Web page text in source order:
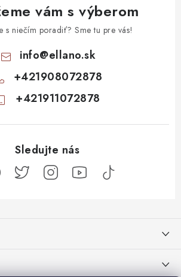
vám s výberom
s niečím poradiť? Sme tu pre vás!
info@ellano.sk
+421908072878
+421911072878